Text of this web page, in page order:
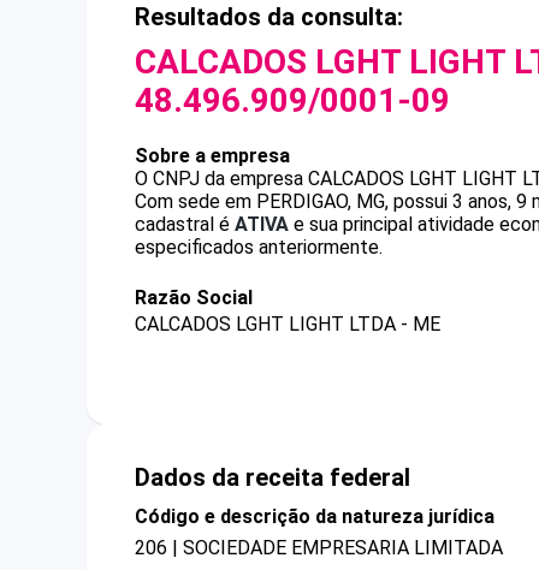
Resultados da consulta:
CALCADOS LGHT LIGHT
48.496.909/0001-09
Sobre a empresa
O CNPJ da empresa CALCADOS LGHT LIGHT
Com sede em PERDIGAO, MG, possui 3 anos,
cadastral é ATIVA e sua principal atividade
especificados anteriormente.
Razão Social
CALCADOS LGHT LIGHT LTDA - ME
Dados da receita federal
Código e descrição da natureza jurídica
206 | SOCIEDADE EMPRESARIA LIMITADA